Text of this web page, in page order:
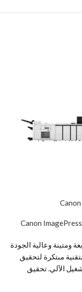
Canon
ومتينة وعالية الجودة
مبتكرة لتحقيق
الآلي. تحقيق